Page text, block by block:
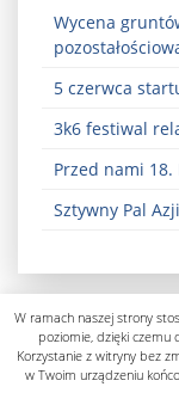
Wycena
5 czerwca
3k6 festiwal
Przed nami 18.
Sztywny Pal
W ramach naszej strony
poziomie, dzięki czemu
Korzystanie z witryny bez
w Twoim urządzeniu